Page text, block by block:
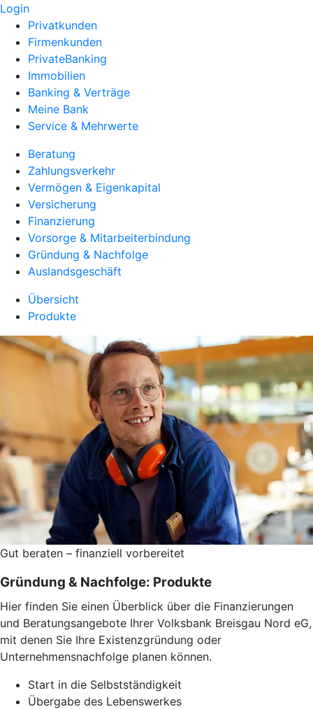
Login
Privatkunden
Firmenkunden
PrivateBanking
Immobilien
Banking & Verträge
Meine Bank
Service & Mehrwerte
Beratung
Zahlungsverkehr
Vermögen & Eigenkapital
Versicherung
Finanzierung
Vorsorge & Mitarbeiterbindung
Gründung & Nachfolge
Auslandsgeschäft
Übersicht
Produkte
Gut beraten – finanziell vorbereitet
Gründung & Nachfolge: Produkte
Hier finden Sie einen Überblick über die Finanzierungen
und Beratungsangebote Ihrer Volksbank Breisgau Nord eG,
mit denen Sie Ihre Existenzgründung oder
Unternehmensnachfolge planen können.
Start in die Selbstständigkeit
Übergabe des Lebenswerkes